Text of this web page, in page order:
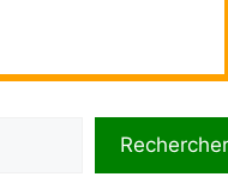
Rechercher